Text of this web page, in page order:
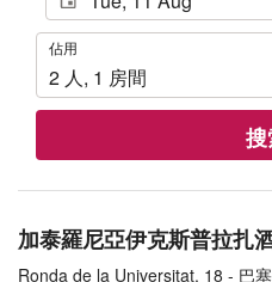
佔
用
佔用
2 人, 1 房間
加泰羅尼亞伊克斯普拉扎
Ronda de la Universitat, 18 - 巴